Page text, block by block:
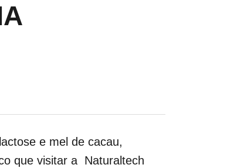
e mel de cacau,
que visitar a Naturaltech